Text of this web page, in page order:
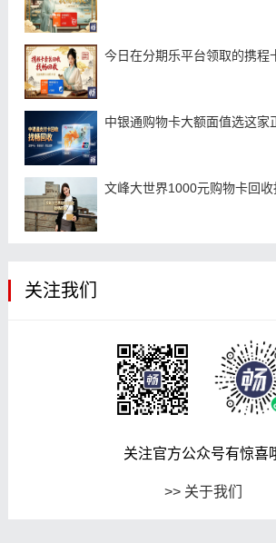
今日在分期乐平台领取的携程
中银通购物卡大额面值选这家
文峰大世界1000元购物卡回
关注我们
关注官方公众号有惊喜
>> 关于我们